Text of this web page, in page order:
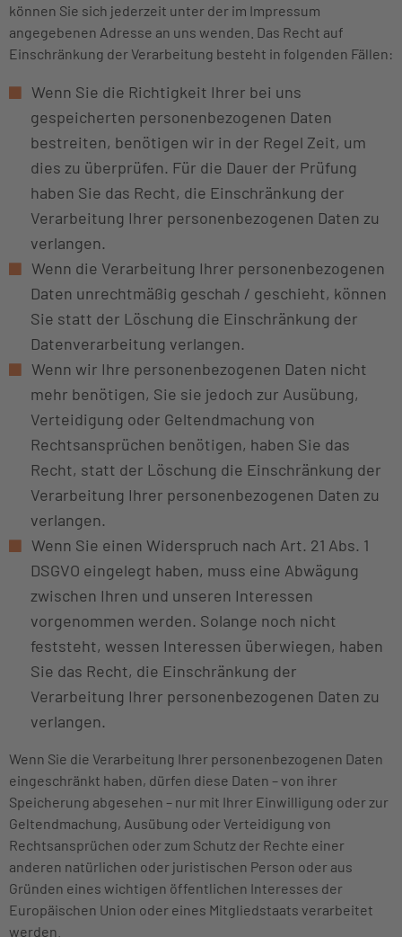
können Sie sich jederzeit unter der im Impressum
angegebenen Adresse an uns wenden. Das Recht auf
Einschränkung der Verarbeitung besteht in folgenden Fällen:
Wenn Sie die Richtigkeit Ihrer bei uns
gespeicherten personenbezogenen Daten
bestreiten, benötigen wir in der Regel Zeit, um
dies zu überprüfen. Für die Dauer der Prüfung
haben Sie das Recht, die Einschränkung der
Verarbeitung Ihrer personenbezogenen Daten zu
verlangen.
Wenn die Verarbeitung Ihrer personenbezogenen
Daten unrechtmäßig geschah / geschieht, können
Sie statt der Löschung die Einschränkung der
Datenverarbeitung verlangen.
Wenn wir Ihre personenbezogenen Daten nicht
mehr benötigen, Sie sie jedoch zur Ausübung,
Verteidigung oder Geltendmachung von
Rechtsansprüchen benötigen, haben Sie das
Recht, statt der Löschung die Einschränkung der
Verarbeitung Ihrer personenbezogenen Daten zu
verlangen.
Wenn Sie einen Widerspruch nach Art. 21 Abs. 1
DSGVO eingelegt haben, muss eine Abwägung
zwischen Ihren und unseren Interessen
vorgenommen werden. Solange noch nicht
feststeht, wessen Interessen überwiegen, haben
Sie das Recht, die Einschränkung der
Verarbeitung Ihrer personenbezogenen Daten zu
verlangen.
Wenn Sie die Verarbeitung Ihrer personenbezogenen Daten
eingeschränkt haben, dürfen diese Daten – von ihrer
Speicherung abgesehen – nur mit Ihrer Einwilligung oder zur
Geltendmachung, Ausübung oder Verteidigung von
Rechtsansprüchen oder zum Schutz der Rechte einer
anderen natürlichen oder juristischen Person oder aus
Gründen eines wichtigen öffentlichen Interesses der
Europäischen Union oder eines Mitgliedstaats verarbeitet
werden.